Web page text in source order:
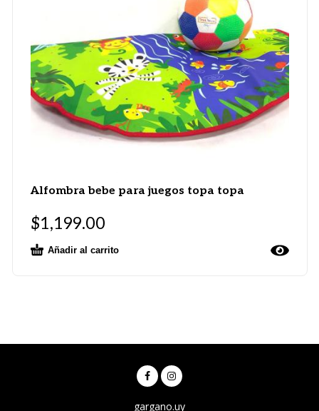
Alfombra bebe para juegos topa topa
$1,199.00
Añadir al carrito
gargano.uy